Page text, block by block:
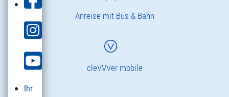
Ihr
Anreise mit Bus & Bahn
cleVVVer mobile